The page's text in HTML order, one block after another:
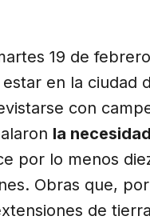
19 de
en la ciudad
con
la
por lo menos
Obras que,
de